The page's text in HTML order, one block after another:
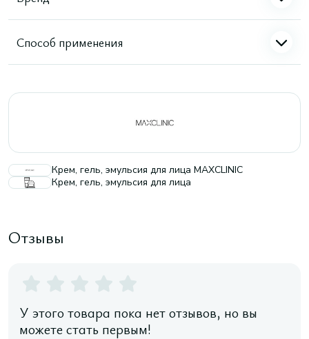
Способ применения
Крем, гель, эмульсия для лица MAXCLINIC
Крем, гель, эмульсия для лица
Отзывы
У этого товара пока нет отзывов, но вы
можете стать первым!